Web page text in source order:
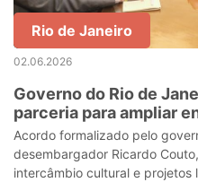
Rio de Janeiro
02.06.2026
Governo do Rio de
parceria para ampliar
escolas estaduais
Acordo formalizado pelo
desembargador Ricardo
intercâmbio cultural e